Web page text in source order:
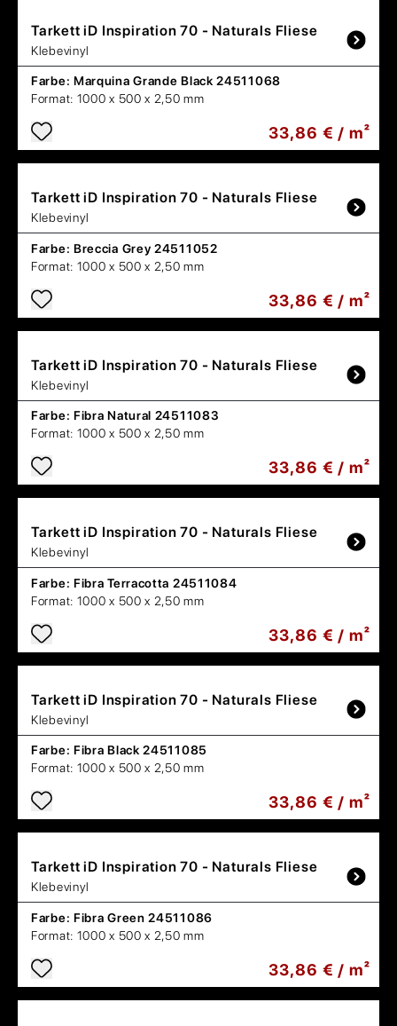
Tarkett iD Inspiration 70 - Naturals Fliese
Klebevinyl
Farbe: Marquina Grande Black 24511068
Format: 1000 x 500 x 2,50 mm
33,86 € / m²
Tarkett iD Inspiration 70 - Naturals Fliese
Klebevinyl
Farbe: Breccia Grey 24511052
Format: 1000 x 500 x 2,50 mm
33,86 € / m²
Tarkett iD Inspiration 70 - Naturals Fliese
Klebevinyl
Farbe: Fibra Natural 24511083
Format: 1000 x 500 x 2,50 mm
33,86 € / m²
Tarkett iD Inspiration 70 - Naturals Fliese
Klebevinyl
Farbe: Fibra Terracotta 24511084
Format: 1000 x 500 x 2,50 mm
33,86 € / m²
Tarkett iD Inspiration 70 - Naturals Fliese
Klebevinyl
Farbe: Fibra Black 24511085
Format: 1000 x 500 x 2,50 mm
33,86 € / m²
Tarkett iD Inspiration 70 - Naturals Fliese
Klebevinyl
Farbe: Fibra Green 24511086
Format: 1000 x 500 x 2,50 mm
33,86 € / m²